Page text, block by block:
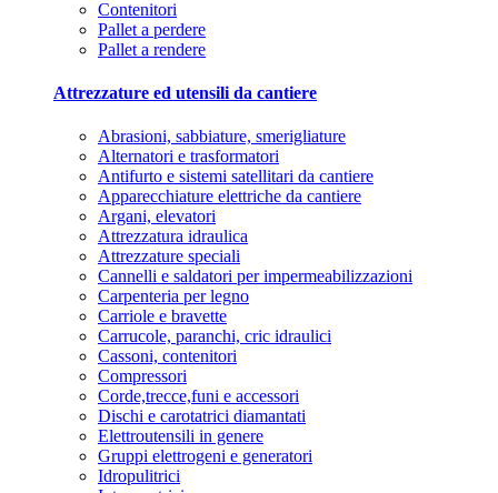
Contenitori
Pallet a perdere
Pallet a rendere
Attrezzature ed utensili da cantiere
Abrasioni, sabbiature, smerigliature
Alternatori e trasformatori
Antifurto e sistemi satellitari da cantiere
Apparecchiature elettriche da cantiere
Argani, elevatori
Attrezzatura idraulica
Attrezzature speciali
Cannelli e saldatori per impermeabilizzazioni
Carpenteria per legno
Carriole e bravette
Carrucole, paranchi, cric idraulici
Cassoni, contenitori
Compressori
Corde,trecce,funi e accessori
Dischi e carotatrici diamantati
Elettroutensili in genere
Gruppi elettrogeni e generatori
Idropulitrici